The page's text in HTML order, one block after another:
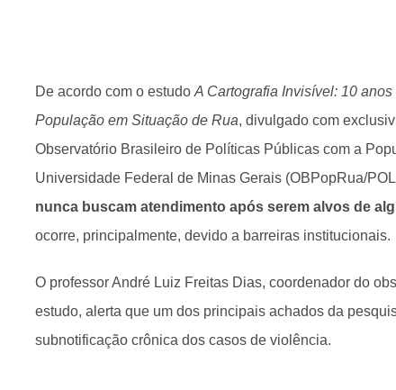
De acordo com o estudo A Cartografia Invisível: 10
População em Situação de Rua, divulgado com
Observatório Brasileiro de Políticas Públicas com a
Universidade Federal de Minas Gerais (OBPopRua/
nunca buscam atendimento após serem alvos de
ocorre, principalmente, devido a barreiras institucionais.
O professor André Luiz Freitas Dias, coordenador do
estudo, alerta que um dos principais achados da
subnotificação crônica dos casos de violência.